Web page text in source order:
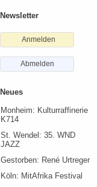
Newsletter
Anmelden
Abmelden
Neues
Monheim: Kulturraffinerie
K714
St. Wendel: 35. WND
JAZZ
Gestorben: René Urtreger
Köln: MitAfrika Festival